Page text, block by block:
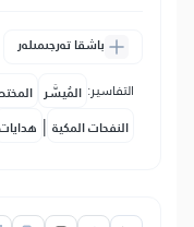
باشقا تەرجىمىلەر
التفاسير: المُيسَّر
النفحات المكية | هدايات